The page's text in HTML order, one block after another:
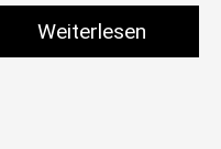
Weiterlesen